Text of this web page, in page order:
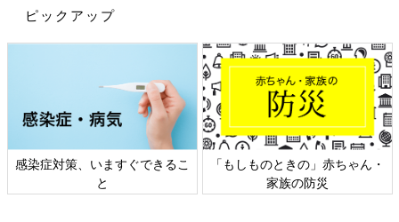
ピックアップ
感染症対策、いますぐできるこ
と
「もしものときの」赤ちゃん・
家族の防災